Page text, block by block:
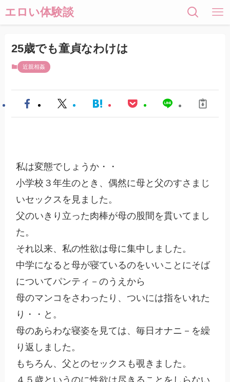
エロい体験談
25歳でも童貞なわけは
近親相姦
私は変態でしょうか・・
小学校３年生のとき、偶然に母と父のすさまじ
いセックスを見ました。
父のいきり立った肉棒が母の股間を貫いてまし
た。
それ以来、私の性欲は母に集中しました。
中学になると母が寝ているのをいいことにそば
についてパンティ－のうえから
母のマンコをさわったり、ついには指をいれた
り・・と。
母のあらわな寝姿を見ては、毎日オナニ－を繰
り返しました。
もちろん、父とのセックスも覗きました。